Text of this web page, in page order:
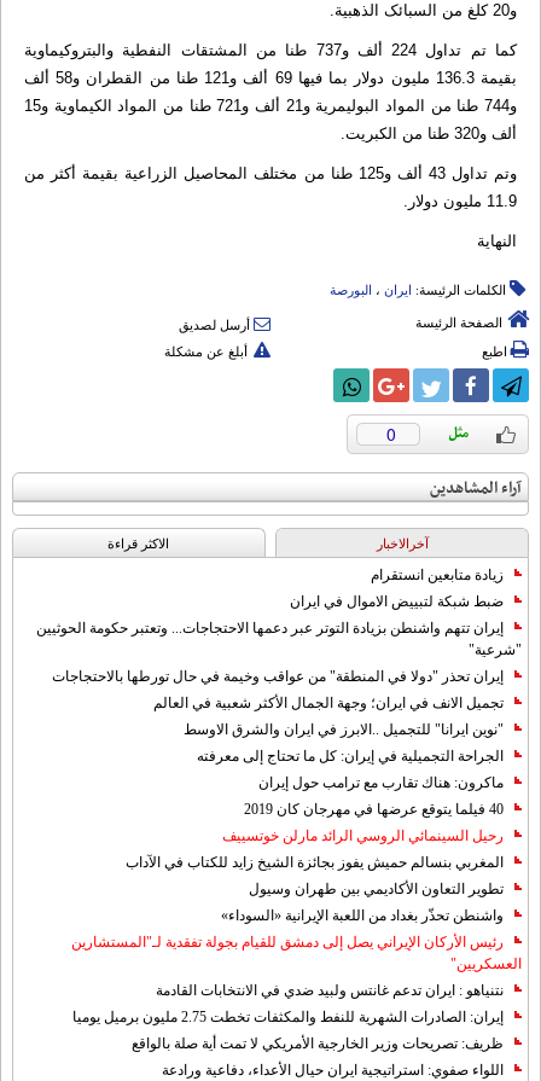
و20 کلغ من السبائک الذهبیة.
کما تم تداول 224 ألف و737 طنا من المشتقات النفطیة والبتروکیماویة
بقیمة 136.3 ملیون دولار بما فیها 69 ألف و121 طنا من القطران و58 ألف
و744 طنا من المواد البولیمریة و21 ألف و721 طنا من المواد الکیماویة و15
ألف و320 طنا من الکبریت.
وتم تداول 43 ألف و125 طنا من مختلف المحاصیل الزراعیة بقیمة أکثر من
11.9 ملیون دولار.
النهایة
الكلمات الرئيسة: ایران ، البورصة
الصفحة الرئيسة
أرسل لصديق
اطبع
أبلغ عن مشكلة
0
آراء المشاهدين
آخرالاخبار الاکثر قراءة
زيادة متابعين انستقرام
ضبط شبكة لتبييض الاموال في ايران
إيران تتهم واشنطن بزيادة التوتر عبر دعمها الاحتجاجات... وتعتبر حكومة الحوثيين
"شرعية"
إيران تحذر "دولا في المنطقة" من عواقب وخيمة في حال تورطها بالاحتجاجات
تجميل الانف في ايران؛ وجهة الجمال الأكثر شعبية في العالم
"نوين ايرانا" للتجميل ..الابرز في ايران والشرق الاوسط
الجراحة التجميلية في إيران: كل ما تحتاج إلى معرفته
ماكرون: هناك تقارب مع ترامب حول إيران
40 فيلما يتوقع عرضها في مهرجان كان 2019
رحيل السينمائي الروسي الرائد مارلن خوتسييف
المغربي بنسالم حميش يفوز بجائزة الشيخ زايد للكتاب في الآداب
تطوير التعاون الأكاديمي بين طهران وسيول
واشنطن تحذّر بغداد من اللعبة الإيرانية «السوداء»
رئيس الأركان الإيراني يصل إلى دمشق للقيام بجولة تفقدية لـ"المستشارين
العسكريين"
نتنياهو : ايران تدعم غانتس ولبيد ضدي في الانتخابات القادمة
إيران: الصادرات الشهریة للنفط والمكثفات تخطت 2.75 مليون برميل يوميا
ظريف: تصريحات وزير الخارجية الأمريكي لا تمت أية صلة بالواقع
اللواء صفوي: استراتيجية ايران حيال الأعداء، دفاعية ورادعة